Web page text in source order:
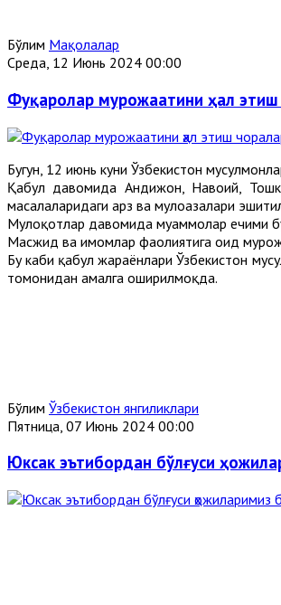
Бўлим Мақолалар
Среда, 12 Июнь 2024 00:00
Фуқаролар мурожаатини ҳал
Бугун, 12 июнь куни Ўзбекистон
Қабул давомида Андижон, Навоий,
масалаларидаги арз ва мулоҳазалари
Мулоқотлар давомида муаммолар ечими
Масжид ва имомлар фаолиятига оид
Бу каби қабул жараёнлари Ўзбекистон
томонидан амалга оширилмоқда.
Бўлим Ўзбекистон янгиликлари
Пятница, 07 Июнь 2024 00:00
Юксак эътибордан бўлғуси